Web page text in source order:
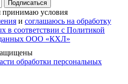
Подписаться
принимаю условия
и соглашаюсь на обработку
в соответствии с Политикой
данных ООО «КХЛ»
обработки персональных